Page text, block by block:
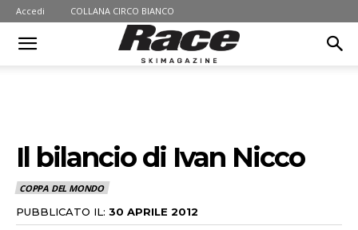
Accedi COLLANA CIRCO BIANCO
Il bilancio di Ivan Nicco
COPPA DEL MONDO
PUBBLICATO IL: 30 APRILE 2012